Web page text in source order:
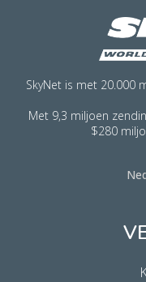
SkyNet is met 20.000
Met 9,3 miljoen
$280